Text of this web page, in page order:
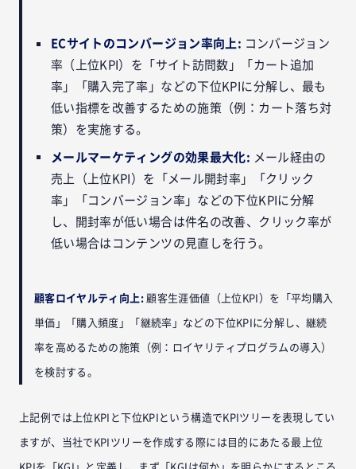
ECサイトのコンバージョン率向上: コンバージョン
率（上位KPI）を「サイト訪問数」「カート追加
率」「購入完了率」などの下位KPIに分解し、最も
低い指標を改善するための施策（例：カート落ち対
策）を実施する。
メールマーケティングの効果最大化: メール経由の
売上（上位KPI）を「メール開封率」「クリック
率」「コンバージョン率」などの下位KPIに分解
し、開封率が低い場合は件名の改善、クリック率が
低い場合はコンテンツの見直しを行う。
顧客ロイヤルティ向上:顧客生涯価値（上位KPI）を「平均購入
単価」「購入頻度」「継続率」などの下位KPIに分解し、継続
率を高めるための施策（例：ロイヤリティプログラムの導入）
を検討する。
上記例では上位KPIと下位KPIという構造でKPIツリーを表現してい
ますが、当社でKPIツリーを作成する際には目的にあたる最上位